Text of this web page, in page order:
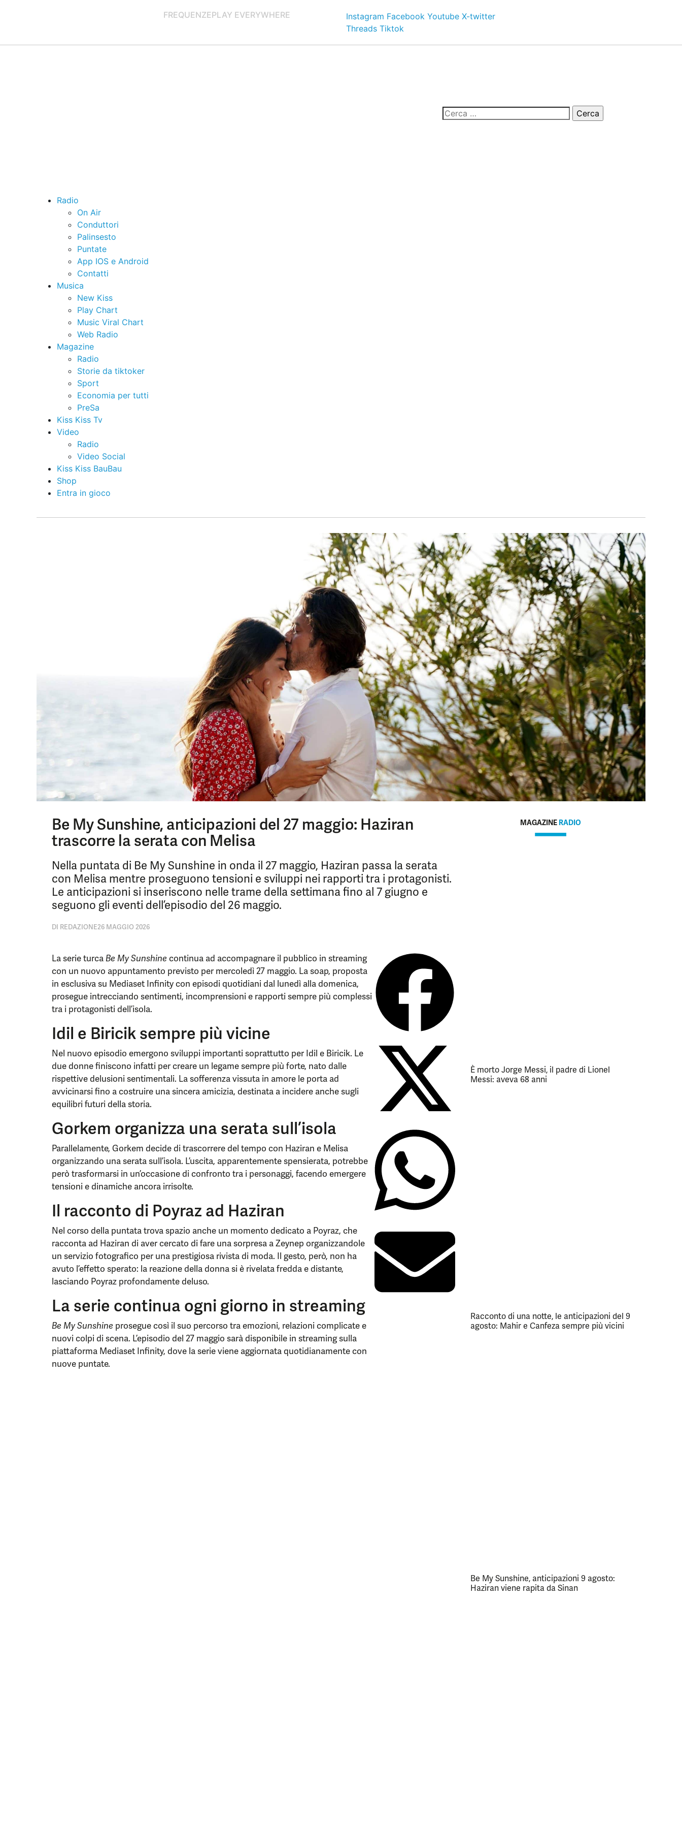
FREQUENZEPLAY EVERYWHERE Instagram Facebook Youtube X-twitter
Threads Tiktok
Radio
On Air
Conduttori
Palinsesto
Puntate
App IOS e Android
Contatti
Musica
New Kiss
Play Chart
Music Viral Chart
Web Radio
Magazine
Radio
Storie da tiktoker
Sport
Economia per tutti
PreSa
Kiss Kiss Tv
Video
Radio
Video Social
Kiss Kiss BauBau
Shop
Entra in gioco
Be My Sunshine, anticipazioni del 27 maggio: Haziran
trascorre la serata con Melisa
Nella puntata di Be My Sunshine in onda il 27 maggio, Haziran passa la serata
con Melisa mentre proseguono tensioni e sviluppi nei rapporti tra i protagonisti.
Le anticipazioni si inseriscono nelle trame della settimana fino al 7 giugno e
seguono gli eventi dell’episodio del 26 maggio.
DI REDAZIONE26 MAGGIO 2026
La serie turca Be My Sunshine continua ad accompagnare il pubblico in streaming
con un nuovo appuntamento previsto per mercoledì 27 maggio. La soap, proposta
in esclusiva su Mediaset Infinity con episodi quotidiani dal lunedì alla domenica,
prosegue intrecciando sentimenti, incomprensioni e rapporti sempre più complessi
tra i protagonisti dell’isola.
Idil e Biricik sempre più vicine
Nel nuovo episodio emergono sviluppi importanti soprattutto per Idil e Biricik. Le
due donne finiscono infatti per creare un legame sempre più forte, nato dalle
rispettive delusioni sentimentali. La sofferenza vissuta in amore le porta ad
avvicinarsi fino a costruire una sincera amicizia, destinata a incidere anche sugli
equilibri futuri della storia.
Gorkem organizza una serata sull’isola
Parallelamente, Gorkem decide di trascorrere del tempo con Haziran e Melisa
organizzando una serata sull’isola. L’uscita, apparentemente spensierata, potrebbe
però trasformarsi in un’occasione di confronto tra i personaggi, facendo emergere
tensioni e dinamiche ancora irrisolte.
Il racconto di Poyraz ad Haziran
Nel corso della puntata trova spazio anche un momento dedicato a Poyraz, che
racconta ad Haziran di aver cercato di fare una sorpresa a Zeynep organizzandole
un servizio fotografico per una prestigiosa rivista di moda. Il gesto, però, non ha
avuto l’effetto sperato: la reazione della donna si è rivelata fredda e distante,
lasciando Poyraz profondamente deluso.
La serie continua ogni giorno in streaming
Be My Sunshine prosegue così il suo percorso tra emozioni, relazioni complicate e
nuovi colpi di scena. L’episodio del 27 maggio sarà disponibile in streaming sulla
piattaforma Mediaset Infinity, dove la serie viene aggiornata quotidianamente con
nuove puntate.
MAGAZINE RADIO
È morto Jorge Messi, il padre di Lionel
Messi: aveva 68 anni
Racconto di una notte, le anticipazioni del 9
agosto: Mahir e Canfeza sempre più vicini
Be My Sunshine, anticipazioni 9 agosto:
Haziran viene rapita da Sinan